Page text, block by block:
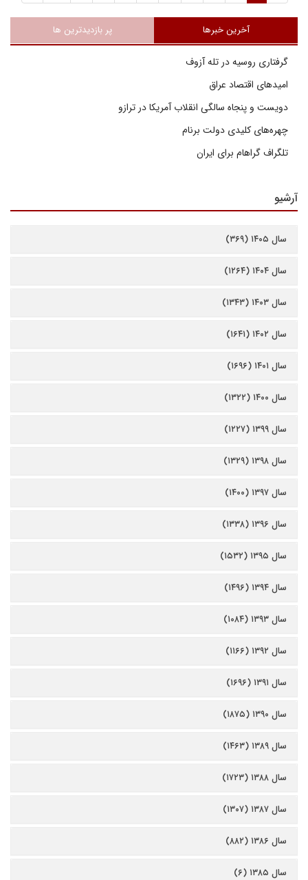
آخرین خبرها پر بازدیدترین ها
گرفتاری روسیه در تله آزوف
امیدهای اقتصاد عراق
دویست و پنجاه سالگی انقلاب آمریکا در ترازو
چهره‌های کلیدی دولت برنام
تلگراف گراهام برای ایران
آرشیو
سال ۱۴۰۵ (۳۶۹)
سال ۱۴۰۴ (۱۲۶۴)
سال ۱۴۰۳ (۱۳۴۳)
سال ۱۴۰۲ (۱۶۴۱)
سال ۱۴۰۱ (۱۶۹۶)
سال ۱۴۰۰ (۱۳۲۲)
سال ۱۳۹۹ (۱۲۲۷)
سال ۱۳۹۸ (۱۳۲۹)
سال ۱۳۹۷ (۱۴۰۰)
سال ۱۳۹۶ (۱۳۳۸)
سال ۱۳۹۵ (۱۵۳۲)
سال ۱۳۹۴ (۱۴۹۶)
سال ۱۳۹۳ (۱۰۸۴)
سال ۱۳۹۲ (۱۱۶۶)
سال ۱۳۹۱ (۱۶۹۶)
سال ۱۳۹۰ (۱۸۷۵)
سال ۱۳۸۹ (۱۴۶۳)
سال ۱۳۸۸ (۱۷۲۳)
سال ۱۳۸۷ (۱۳۰۷)
سال ۱۳۸۶ (۸۸۲)
سال ۱۳۸۵ (۶)